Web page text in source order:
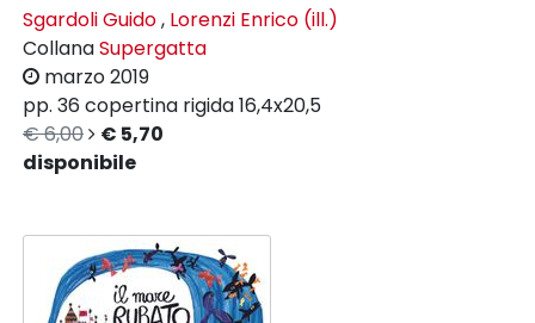
Sgardoli Guido, Lorenzi Enrico (ill.)
CollanaSupergatta
marzo 2019
pp. 36 copertina rigida16,4x20,5
€ 6,00
€ 5,70
disponibile